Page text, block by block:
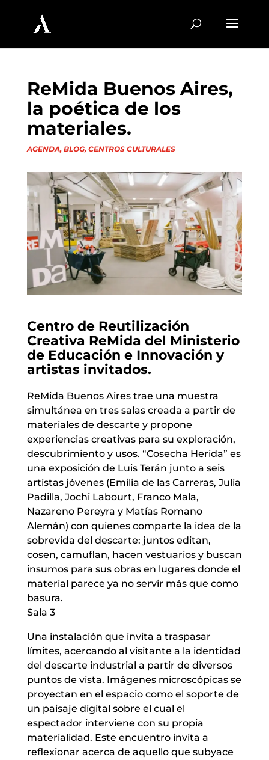
ReMida Buenos Aires,
la poética de los
materiales.
AGENDA, BLOG, CENTROS CULTURALES
Centro de Reutilización
Creativa ReMida del Ministerio
de Educación e Innovación y
artistas invitados.
ReMida Buenos Aires trae una muestra
simultánea en tres salas creada a partir de
materiales de descarte y propone
experiencias creativas para su exploración,
descubrimiento y usos. “Cosecha Herida” es
una exposición de Luis Terán junto a seis
artistas jóvenes (Emilia de las Carreras, Julia
Padilla, Jochi Labourt, Franco Mala,
Nazareno Pereyra y Matías Romano
Alemán) con quienes comparte la idea de la
sobrevida del descarte: juntos editan,
cosen, camuflan, hacen vestuarios y buscan
insumos para sus obras en lugares donde el
material parece ya no servir más que como
basura.
Sala 3
Una instalación que invita a traspasar
límites, acercando al visitante a la identidad
del descarte industrial a partir de diversos
puntos de vista. Imágenes microscópicas se
proyectan en el espacio como el soporte de
un paisaje digital sobre el cual el
espectador interviene con su propia
materialidad. Este encuentro invita a
reflexionar acerca de aquello que subyace